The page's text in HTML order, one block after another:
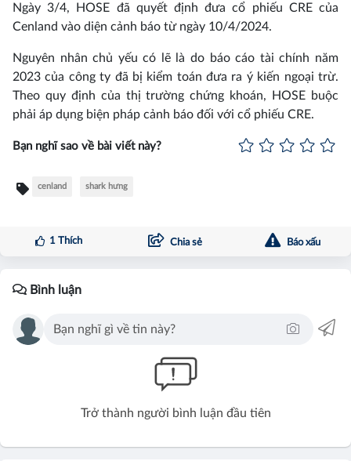
Ngày 3/4, HOSE đã quyết định đưa cổ phiếu CRE của
Cenland vào diện cảnh báo từ ngày 10/4/2024.
Nguyên nhân chủ yếu có lẽ là do báo cáo tài chính năm
2023 của công ty đã bị kiểm toán đưa ra ý kiến ngoại trừ.
Theo quy định của thị trường chứng khoán, HOSE buộc
phải áp dụng biện pháp cảnh báo đối với cổ phiếu CRE.
Bạn nghĩ sao về bài viết này?
cenland shark hưng
1Thích Chia sẻ Báo xấu
Bình luận
Trở thành người bình luận đầu tiên